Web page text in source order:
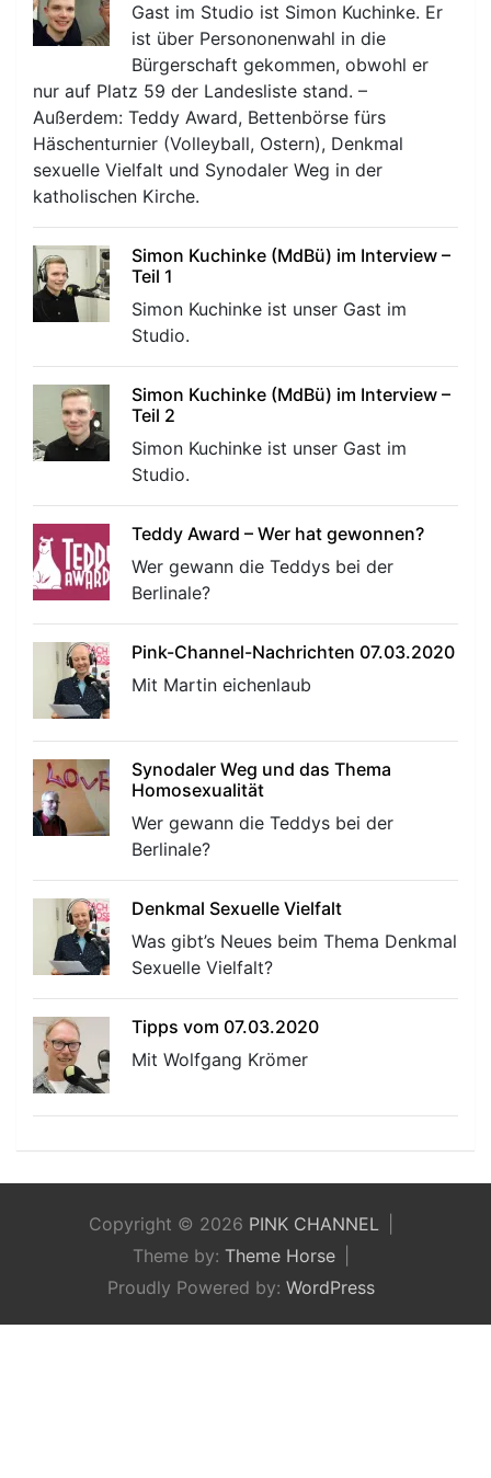
Gast im Studio ist Simon Kuchinke. Er
ist über Persononenwahl in die
Bürgerschaft gekommen, obwohl er
nur auf Platz 59 der Landesliste stand. –
Außerdem: Teddy Award, Bettenbörse fürs
Häschenturnier (Volleyball, Ostern), Denkmal
sexuelle Vielfalt und Synodaler Weg in der
katholischen Kirche.
Simon Kuchinke (MdBü) im Interview –
Teil 1
Simon Kuchinke ist unser Gast im
Studio.
Simon Kuchinke (MdBü) im Interview –
Teil 2
Simon Kuchinke ist unser Gast im
Studio.
Teddy Award – Wer hat gewonnen?
Wer gewann die Teddys bei der
Berlinale?
Pink-Channel-Nachrichten 07.03.2020
Mit Martin eichenlaub
Synodaler Weg und das Thema
Homosexualität
Wer gewann die Teddys bei der
Berlinale?
Denkmal Sexuelle Vielfalt
Was gibt’s Neues beim Thema Denkmal
Sexuelle Vielfalt?
Tipps vom 07.03.2020
Mit Wolfgang Krömer
Copyright © 2026 PINK CHANNEL
Theme by: Theme Horse
Proudly Powered by: WordPress